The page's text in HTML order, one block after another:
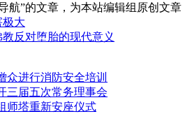
航”的文章，为本站编辑组原创文
极大
反对堕胎的现代意义
众进行消防安全培训
三届五次常务理事会
师塔重新安座仪式